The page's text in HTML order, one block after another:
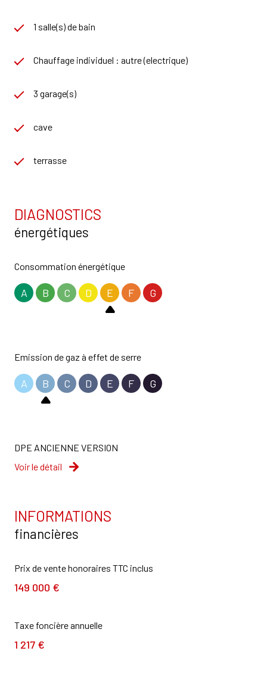
1 salle(s) de bain
Chauffage individuel : autre (electrique)
3 garage(s)
cave
terrasse
DIAGNOSTICS
énergétiques
Consommation énergétique
A B C D E F G
Emission de gaz à effet de serre
A B C D E F G
DPE ANCIENNE VERSION
Voir le détail
INFORMATIONS
financières
Prix de vente honoraires TTC inclus
149 000 €
Taxe foncière annuelle
1 217 €